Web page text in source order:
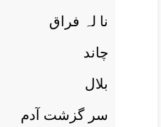
نا لہ فراق
چاند
بلال
سر گزشت آدم